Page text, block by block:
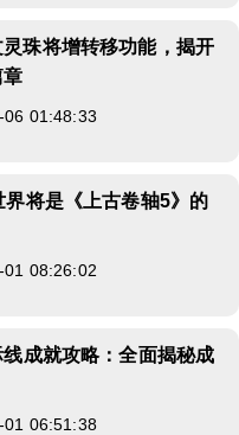
珠将增转移功能，揭开
章
06 01:48:33
界将是《上古卷轴5》的
01 08:26:02
线成就攻略：全面揭秘成
01 06:51:38